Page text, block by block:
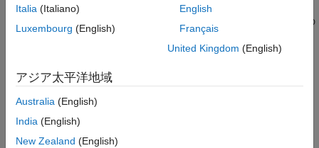
ケジューラにおけるこのジョブの外部 ID を保存しておくと役に
立ちます。または、ジョブにおける各タスク用のスケジューラの
ID を含む配列を、データとして保存することもできます。
は、Plugin Scripts for Generic Schedulers
Server) を参照してください。
バージョン履歴
Italia (Italiano)
Luxembourg (English)
English
Français
United Kingdom (English)
アジア太平洋地域
Australia (English)
India (English)
New Zealand (English)